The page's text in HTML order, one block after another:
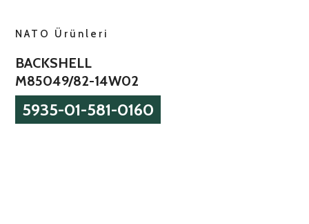
NATO Ürünleri
BACKSHELL
M85049/82-14W02
5935-01-581-0160